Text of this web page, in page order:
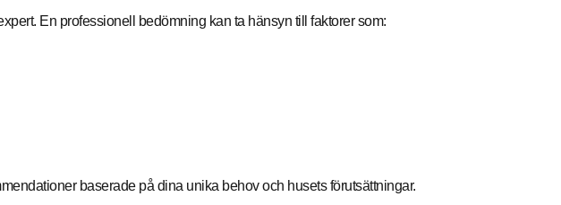
En professionell bedömning kan ta hänsyn till faktorer som:
baserade på dina unika behov och husets förutsättningar.